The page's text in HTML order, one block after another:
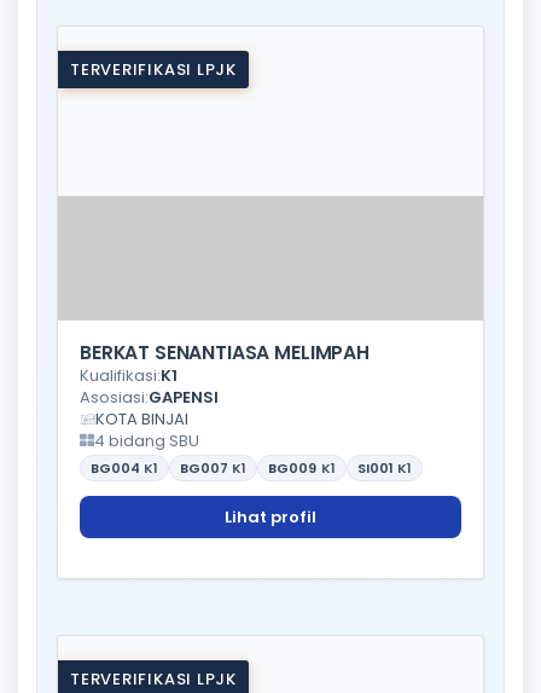
TERVERIFIKASI LPJK
BERKAT SENANTIASA MELIMPAH
Kualifikasi:K1
Asosiasi:GAPENSI
KOTA BINJAI
4 bidang SBU
BG004 K1 BG007 K1 BG009 K1 SI001 K1
Lihat profil
TERVERIFIKASI LPJK